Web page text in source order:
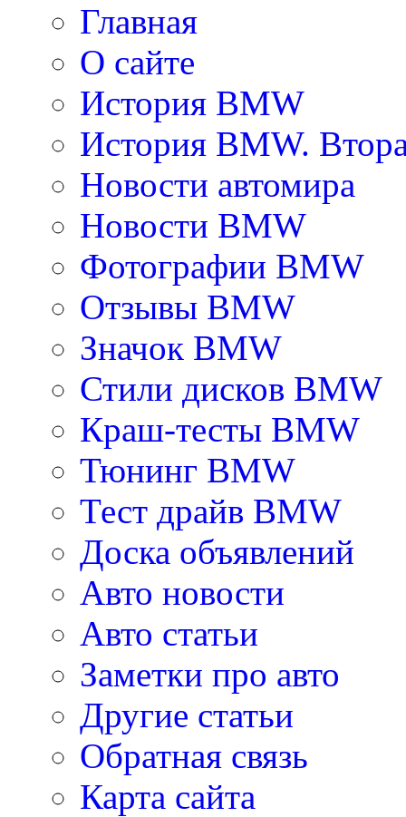
Главная
О сайте
История BMW
История BMW.
Новости автомира
Новости BMW
Фотографии BMW
Отзывы BMW
Значок BMW
Стили дисков BMW
Краш-тесты BMW
Тюнинг BMW
Тест драйв BMW
Доска объявлений
Авто новости
Авто статьи
Заметки про авто
Другие статьи
Обратная связь
Карта сайта